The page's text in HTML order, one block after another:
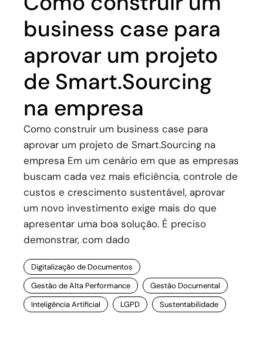
business case para
aprovar um projeto
de Smart.Sourcing
na empresa
Como construir um business case para
aprovar um projeto de Smart.Sourcing na
empresa Em um cenário em que as empresas
buscam cada vez mais eficiência, controle de
custos e crescimento sustentável, aprovar
um novo investimento exige mais do que
apresentar uma boa solução. É preciso
demonstrar, com dado
Digitalização de Documentos
Gestão de Alta Performance
Gestão Documental
Inteligência Artificial
LGPD Sustentabilidade